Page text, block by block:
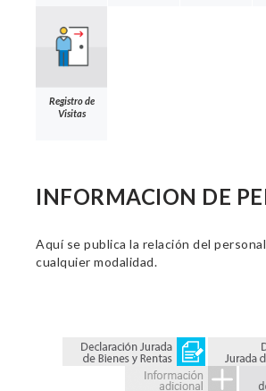
Registro de
Visitas
INFORMACION DE
Aquí se publica la relación del
cualquier modalidad.